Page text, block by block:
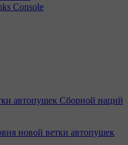
Console
автопушек Сборной наций
новой ветки автопушек